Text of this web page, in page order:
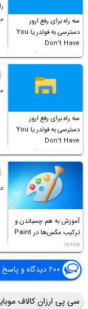
سه راه برای رفع ارور
دسترسی به فولدر یا You
Don’t Have
Permission to
Access this folder
سه راه برای رفع ارور
دسترسی به فولدر یا You
Don’t Have
Permission to
Access this folder
آموزش به هم چسباندن و
ترکیب عکس‌ها در Paint
ویندوز
۲۰۰ دیدگاه و پاسخ آخر
سی پی ارزان کالاف